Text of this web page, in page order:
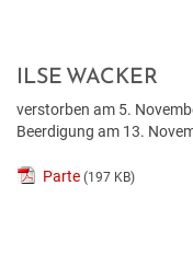
WETTER &
GEBURTEN
HOCHZEITEN
EUROPA
POLITIK
STANDESAMT
BESTATTUNG
STADTWERKE
REGIONALE
FREIZEIT &
SCHULEN &
BAUEN &
VERFÜGBARE
GESUNDHEIT &
MEDIZINISCHE
UMWELT &
ILSE WACKER
verstorben am 5.
Beerdigung am 13.
Parte (197 KB)